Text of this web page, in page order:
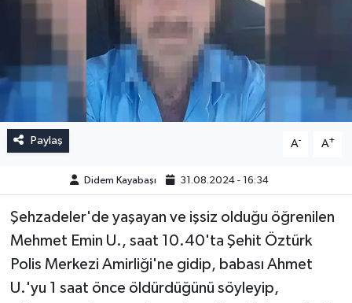
Paylaş A- A+
Didem Kayabaşı 31.08.2024 - 16:34
Şehzadeler'de yaşayan ve işsiz olduğu öğrenilen
Mehmet Emin U., saat 10.40'ta Şehit Öztürk
Polis Merkezi Amirliği'ne gidip, babası Ahmet
U.'yu 1 saat önce öldürdüğünü söyleyip,